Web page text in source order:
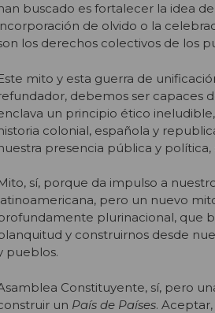
buscado es fortalecer la idea de
de olvido o la
los derechos colectivos de los
mito y esta guerra de
debemos ser capaces
un principio ético
colonial, española y
presencia pública y
sí, porque da impulso a
pero un nuevo
plurinacional, que
y construirnos desde
pueblos.
Constituyente, sí, pero
un País de Países.